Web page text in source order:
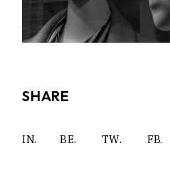
SHARE
IN. BE. TW. FB.